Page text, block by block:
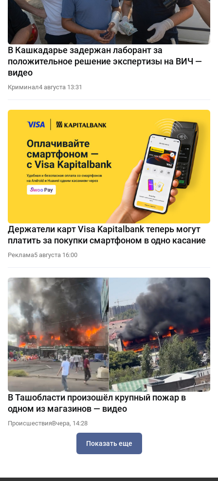
В Кашкадарье задержан лаборант за
положительное решение экспертизы на ВИЧ —
видео
Криминал4 августа 13:31
Держатели карт Visa Kapitalbank теперь могут
платить за покупки смартфоном в одно касание
Реклама5 августа 16:00
В Ташобласти произошёл крупный пожар в
одном из магазинов — видео
ПроисшествияВчера, 14:28
Показать еще